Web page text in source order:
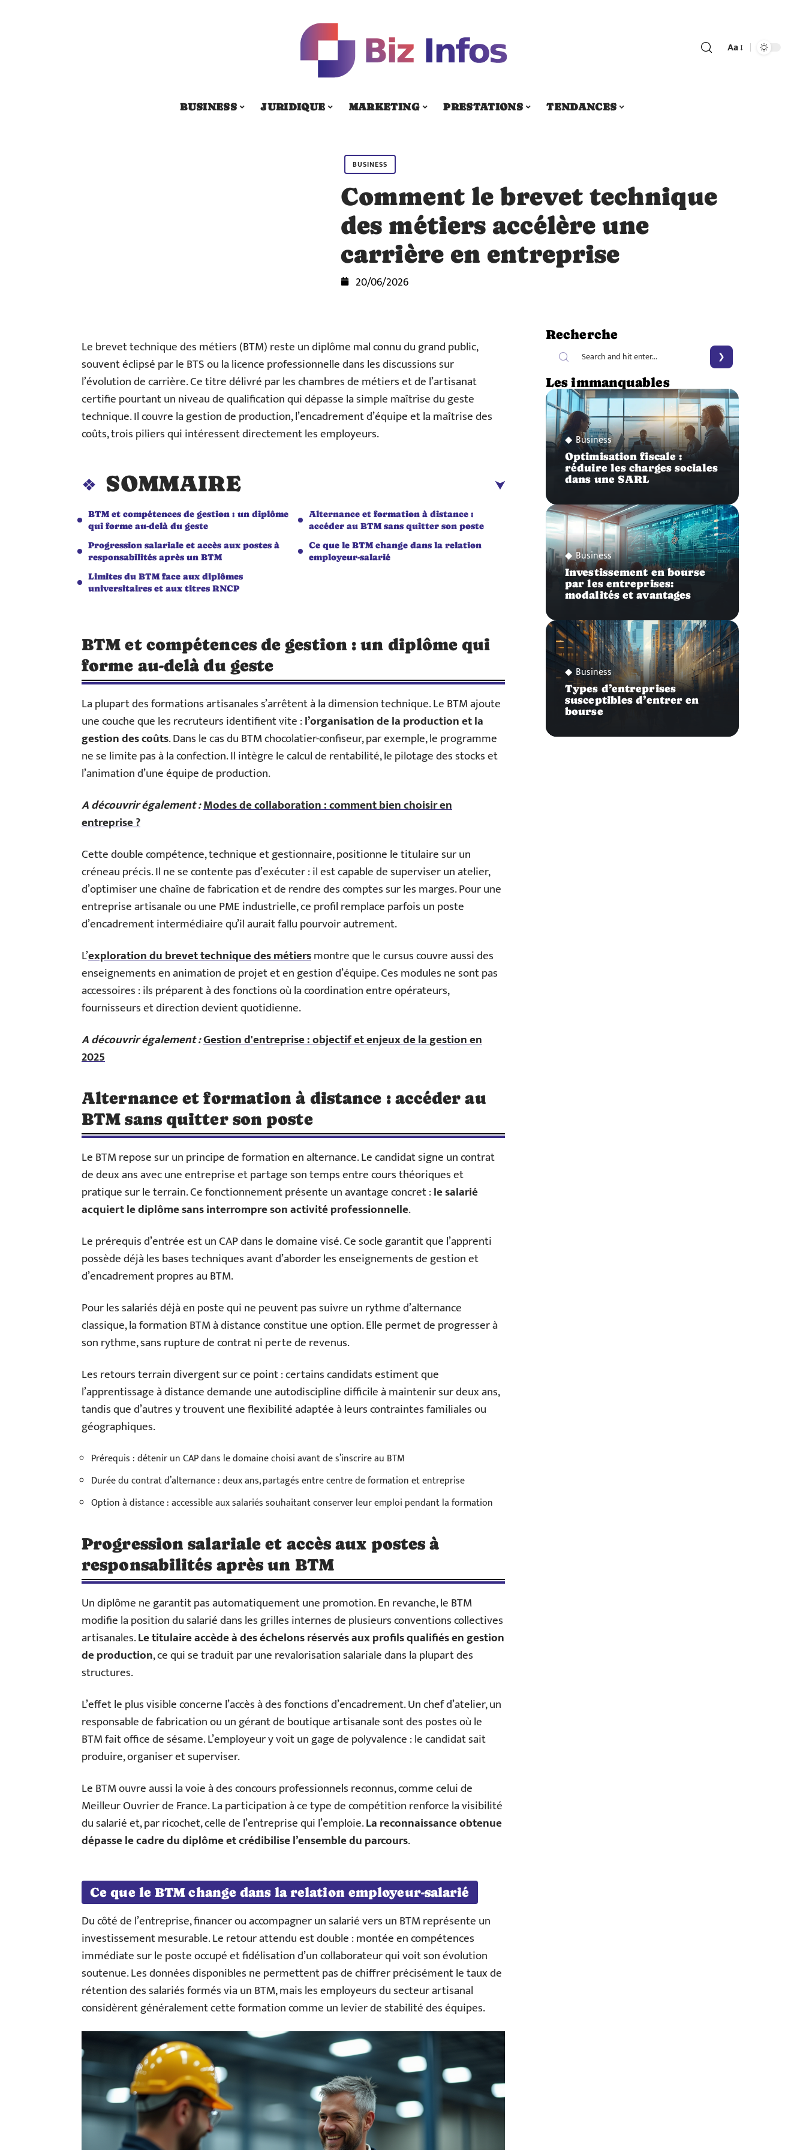
Aa
BUSINESS JURIDIQUE MARKETING PRESTATIONS TENDANCES
BUSINESS
Comment le brevet technique
des métiers accélère une
carrière en entreprise
20/06/2026
Le brevet technique des métiers (BTM) reste un diplôme mal connu du grand public,
souvent éclipsé par le BTS ou la licence professionnelle dans les discussions sur
l’évolution de carrière. Ce titre délivré par les chambres de métiers et de l’artisanat
certifie pourtant un niveau de qualification qui dépasse la simple maîtrise du geste
technique. Il couvre la gestion de production, l’encadrement d’équipe et la maîtrise des
coûts, trois piliers qui intéressent directement les employeurs.
SOMMAIRE
BTM et compétences de gestion : un diplôme
qui forme au-delà du geste
Alternance et formation à distance :
accéder au BTM sans quitter son poste
Progression salariale et accès aux postes à
responsabilités après un BTM
Ce que le BTM change dans la relation
employeur-salarié
Limites du BTM face aux diplômes
universitaires et aux titres RNCP
BTM et compétences de gestion : un diplôme qui
forme au-delà du geste
La plupart des formations artisanales s’arrêtent à la dimension technique. Le BTM ajoute
une couche que les recruteurs identifient vite :l’organisation de la production et la
gestion des coûts. Dans le cas du BTM chocolatier-confiseur, par exemple, le programme
ne se limite pas à la confection. Il intègre le calcul de rentabilité, le pilotage des stocks et
l’animation d’une équipe de production.
A découvrir également :Modes de collaboration : comment bien choisir en
entreprise ?
Cette double compétence, technique et gestionnaire, positionne le titulaire sur un
créneau précis. Il ne se contente pas d’exécuter : il est capable de superviser un atelier,
d’optimiser une chaîne de fabrication et de rendre des comptes sur les marges. Pour une
entreprise artisanale ou une PME industrielle, ce profil remplace parfois un poste
d’encadrement intermédiaire qu’il aurait fallu pourvoir autrement.
L’exploration du brevet technique des métiersmontre que le cursus couvre aussi des
enseignements en animation de projet et en gestion d’équipe. Ces modules ne sont pas
accessoires : ils préparent à des fonctions où la coordination entre opérateurs,
fournisseurs et direction devient quotidienne.
A découvrir également :Gestion d'entreprise : objectif et enjeux de la gestion en
2025
Alternance et formation à distance : accéder au
BTM sans quitter son poste
Le BTM repose sur un principe de formation en alternance. Le candidat signe un contrat
de deux ans avec une entreprise et partage son temps entre cours théoriques et
pratique sur le terrain. Ce fonctionnement présente un avantage concret :le salarié
acquiert le diplôme sans interrompre son activité professionnelle.
Le prérequis d’entrée est un CAP dans le domaine visé. Ce socle garantit que l’apprenti
possède déjà les bases techniques avant d’aborder les enseignements de gestion et
d’encadrement propres au BTM.
Pour les salariés déjà en poste qui ne peuvent pas suivre un rythme d’alternance
classique, la formation BTM à distance constitue une option. Elle permet de progresser à
son rythme, sans rupture de contrat ni perte de revenus.
Les retours terrain divergent sur ce point : certains candidats estiment que
l’apprentissage à distance demande une autodiscipline difficile à maintenir sur deux ans,
tandis que d’autres y trouvent une flexibilité adaptée à leurs contraintes familiales ou
géographiques.
Prérequis : détenir un CAP dans le domaine choisi avant de s’inscrire au BTM
Durée du contrat d’alternance : deux ans, partagés entre centre de formation et entreprise
Option à distance : accessible aux salariés souhaitant conserver leur emploi pendant la formation
Progression salariale et accès aux postes à
responsabilités après un BTM
Un diplôme ne garantit pas automatiquement une promotion. En revanche, le BTM
modifie la position du salarié dans les grilles internes de plusieurs conventions collectives
artisanales.Le titulaire accède à des échelons réservés aux profils qualifiés en gestion
de production, ce qui se traduit par une revalorisation salariale dans la plupart des
structures.
L’effet le plus visible concerne l’accès à des fonctions d’encadrement. Un chef d’atelier, un
responsable de fabrication ou un gérant de boutique artisanale sont des postes où le
BTM fait office de sésame. L’employeur y voit un gage de polyvalence : le candidat sait
produire, organiser et superviser.
Le BTM ouvre aussi la voie à des concours professionnels reconnus, comme celui de
Meilleur Ouvrier de France. La participation à ce type de compétition renforce la visibilité
du salarié et, par ricochet, celle de l’entreprise qui l’emploie.La reconnaissance obtenue
dépasse le cadre du diplôme et crédibilise l’ensemble du parcours.
Ce que le BTM change dans la relation employeur-salarié
Du côté de l’entreprise, financer ou accompagner un salarié vers un BTM représente un
investissement mesurable. Le retour attendu est double : montée en compétences
immédiate sur le poste occupé et fidélisation d’un collaborateur qui voit son évolution
soutenue. Les données disponibles ne permettent pas de chiffrer précisément le taux de
rétention des salariés formés via un BTM, mais les employeurs du secteur artisanal
considèrent généralement cette formation comme un levier de stabilité des équipes.
Recherche
Les immanquables
Business
Optimisation fiscale :
réduire les charges sociales
dans une SARL
Business
Investissement en bourse
par les entreprises:
modalités et avantages
Business
Types d’entreprises
susceptibles d’entrer en
bourse